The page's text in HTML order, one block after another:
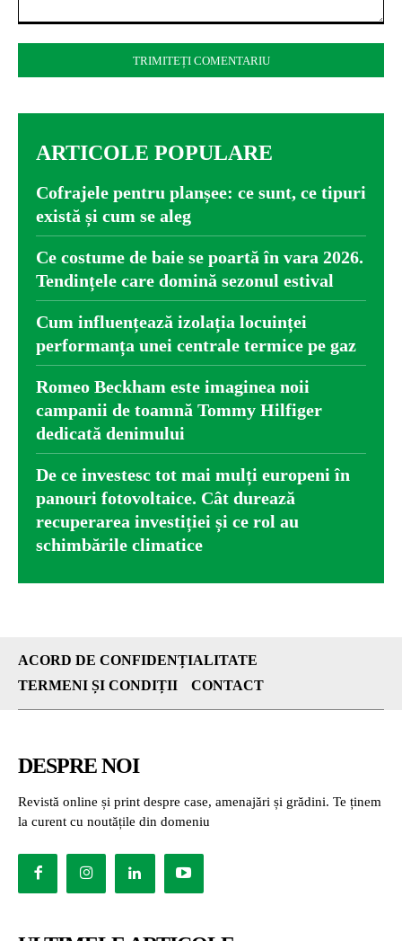
ARTICOLE POPULARE
Cofrajele pentru planșee: ce sunt, ce tipuri
există și cum se aleg
Ce costume de baie se poartă în vara 2026.
Tendințele care domină sezonul estival
Cum influențează izolația locuinței
performanța unei centrale termice pe gaz
Romeo Beckham este imaginea noii
campanii de toamnă Tommy Hilfiger
dedicată denimului
De ce investesc tot mai mulți europeni în
panouri fotovoltaice. Cât durează
recuperarea investiției și ce rol au
schimbările climatice
ACORD DE CONFIDENȚIALITATE
TERMENI ȘI CONDIȚII
CONTACT
DESPRE NOI
Revistă online și print despre case, amenajări și grădini. Te ținem
la curent cu noutățile din domeniu